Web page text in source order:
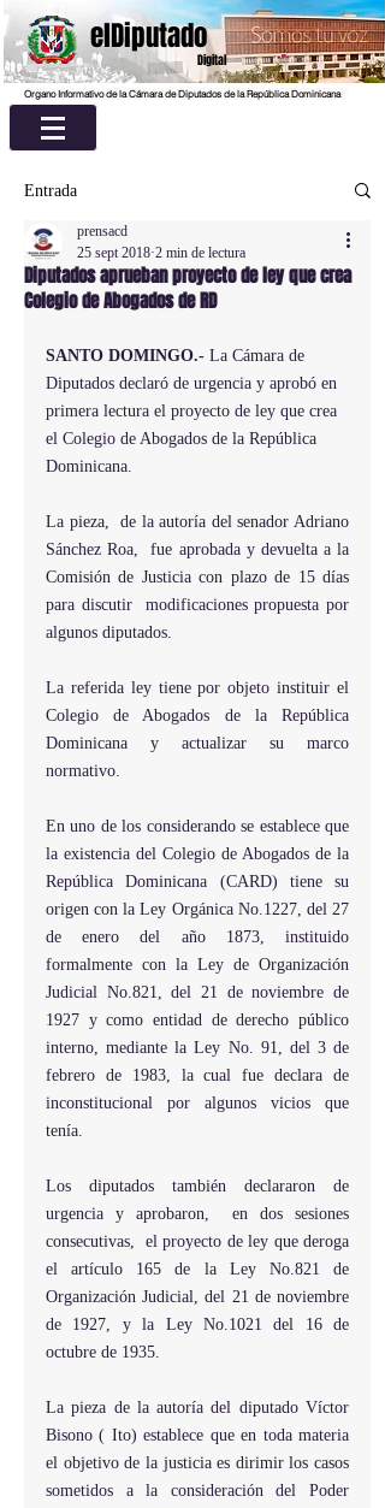
elDiputado
Digital
Organo Informativo de la Cámara de Diputados de la República Dominicana
Entrada
Diputados aprueban proyecto de ley que crea
Colegio de Abogados de RD
prensacd
25 sept 2018 2 min de lectura
SANTO DOMINGO.- La Cámara de
Diputados declaró de urgencia y aprobó en
primera lectura el proyecto de ley que crea
el Colegio de Abogados de la República
Dominicana.
La pieza,  de la autoría del senador Adriano
Sánchez Roa,  fue aprobada y devuelta a la
Comisión de Justicia con plazo de 15 días
para discutir  modificaciones propuesta por
algunos diputados.
La referida ley tiene por objeto instituir el
Colegio de Abogados de la República
Dominicana y actualizar su marco
normativo.
En uno de los considerando se establece que
la existencia del Colegio de Abogados de la
República Dominicana (CARD) tiene su
origen con la Ley Orgánica No.1227, del 27
de enero del año 1873, instituido
formalmente con la Ley de Organización
Judicial No.821, del 21 de noviembre de
1927 y como entidad de derecho público
interno, mediante la Ley No. 91, del 3 de
febrero de 1983, la cual fue declara de
inconstitucional por algunos vicios que
tenía.
Los diputados también declararon de
urgencia y aprobaron,  en dos sesiones
consecutivas,  el proyecto de ley que deroga
el artículo 165 de la Ley No.821 de
Organización Judicial, del 21 de noviembre
de 1927, y la Ley No.1021 del 16 de
octubre de 1935.
La pieza de la autoría del diputado Víctor
Bisono ( Ito) establece que en toda materia
el objetivo de la justicia es dirimir los casos
sometidos a la consideración del Poder